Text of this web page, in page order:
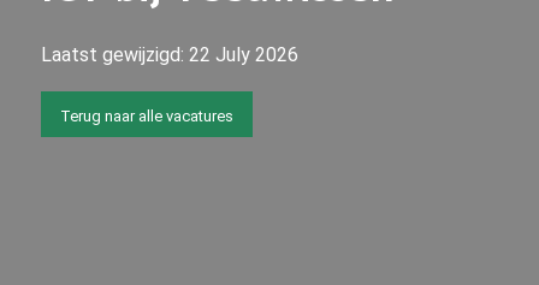
Laatst gewijzigd: 22 July 2026
Terug naar alle vacatures